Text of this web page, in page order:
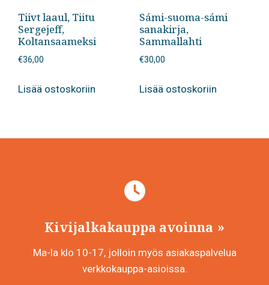
Tiivt laaul, Tiitu
Sergejeff,
Koltansaameksi
€36,00
Lisää ostoskoriin
Sámi-suoma-sámi
sanakirja,
Sammallahti
€30,00
Lisää ostoskoriin
Kivijalkakauppa avoinna
Ma-la klo 10-17, jolloin myös asiakaspalvelua
verkkokauppa-asioissa.